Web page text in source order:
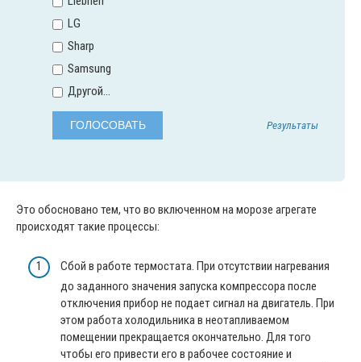
LG
Sharp
Samsung
Другой...
Результаты
Это обосновано тем, что во включенном на морозе агрегате
происходят такие процессы:
Сбой в работе термостата. При отсутствии нагревания
до заданного значения запуска компрессора после
отключения прибор не подает сигнал на двигатель. При
этом работа холодильника в неотапливаемом
помещении прекращается окончательно. Для того
чтобы его привести его в рабочее состояние и